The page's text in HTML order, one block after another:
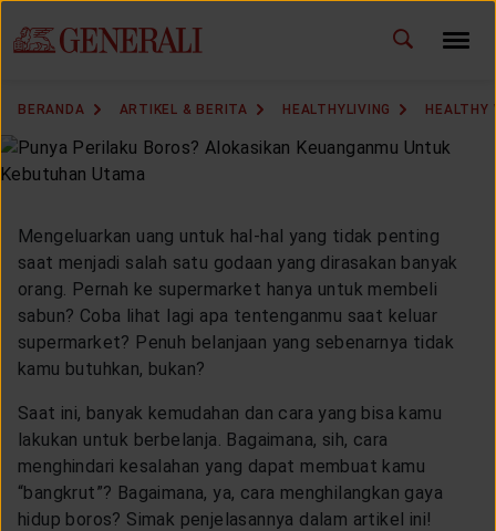
BERANDA ARTIKEL & BERITA HEALTHYLIVING HEALTHY
Mengeluarkan uang untuk hal-hal yang tidak penting
saat menjadi salah satu godaan yang dirasakan banyak
orang. Pernah ke supermarket hanya untuk membeli
sabun? Coba lihat lagi apa tentenganmu saat keluar
supermarket? Penuh belanjaan yang sebenarnya tidak
kamu butuhkan, bukan?
Saat ini, banyak kemudahan dan cara yang bisa kamu
lakukan untuk berbelanja. Bagaimana, sih, cara
menghindari kesalahan yang dapat membuat kamu
“bangkrut”? Bagaimana, ya, cara menghilangkan gaya
hidup boros? Simak penjelasannya dalam artikel ini!
GANTI BAHASA ID EN
KANTOR PEMASARAN
TEMUKAN AGEN
SOLUSI KAMI
LAYANAN NASABAH